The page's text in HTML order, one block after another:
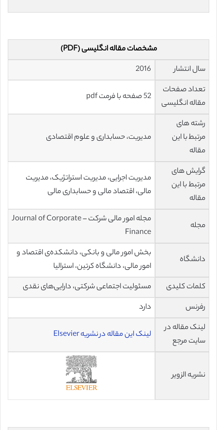
مشخصات مقاله انگلیسی (PDF)
سال انتشار
2016
تعداد صفحات
مقاله انگلیسی
52 صفحه با فرمت pdf
رشته های
مرتبط با این
مقاله
مدیریت، حسابداری و علوم اقتصادی
گرایش های
مرتبط با این
مقاله
مدیریت اجرایی، مدیریت استراتژیک، مدیریت
مالی، اقتصاد مالی و حسابداری مالی
مجله
مجله امور مالی شرکت – Journal of Corporate
Finance
دانشگاه
بخش امور مالی و بانکی، دانشکده‌ی اقتصاد و
امور مالی، دانشگاه کرتین، استرالیا
کلمات کلیدی
مسئولیت اجتماعی شرکتی، دارایی‌های نقدی
رفرنس
دارد
لینک مقاله در
سایت مرجع
لینک این مقاله در نشریه Elsevier
نشریه الزویر